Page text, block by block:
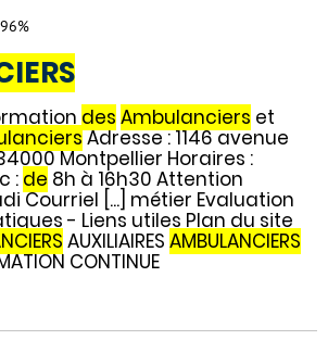
96%
des Ambulanciers et
Adresse : 1146 avenue
Montpellier Horaires :
: de 8h à 16h30 Attention
Courriel [...] métier Evaluation
- Liens utiles Plan du site
AUXILIAIRES AMBULANCIERS
CONTINUE